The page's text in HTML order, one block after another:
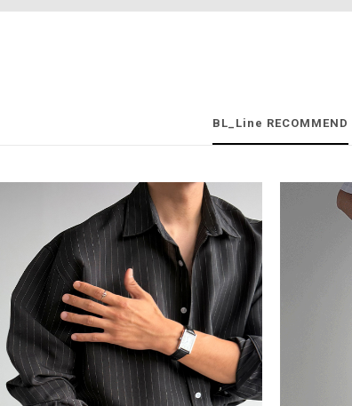
BL_Line RECOMMEND